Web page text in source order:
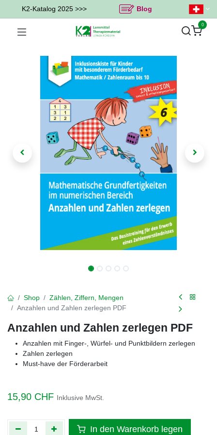
K2-Katalog 2025 >>> Blog
0
Shop
Zählen, Ziffern, Mengen
Anzahlen und Zahlen zerlegen PDF
Anzahlen und Zahlen zerlegen PDF
Anzahlen mit Finger-, Würfel- und Punktbildern zerlegen
Zahlen zerlegen
Must-have der Förderarbeit
15,90 CHF Inklusive MwSt.
In den Warenkorb legen